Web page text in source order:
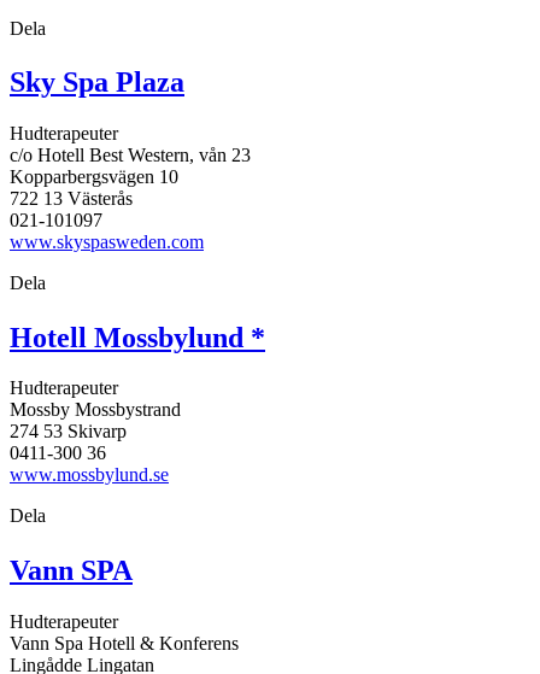
Dela
Sky Spa Plaza
Hudterapeuter
c/o Hotell Best Western, vån 23
Kopparbergsvägen 10
722 13 Västerås
021-101097
www.skyspasweden.com
Dela
Hotell Mossbylund *
Hudterapeuter
Mossby Mossbystrand
274 53 Skivarp
0411-300 36
www.mossbylund.se
Dela
Vann SPA
Hudterapeuter
Vann Spa Hotell & Konferens
Lingådde Lingatan